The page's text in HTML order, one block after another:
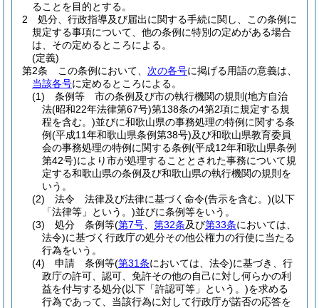
ることを目的とする。
2
処分、行政指導及び届出に関する手続に関し、この条例に
規定する事項について、他の条例に特別の定めがある場合
は、その定めるところによる。
(定義)
第2条
この条例において、 次の各号に掲げる用語の意義は、
当該各号に定めるところによる。
(1)
条例等 市の条例及び市の執行機関の規則 (地方自治
法(昭和22年法律第67号)第138条の4第2項に規定する規
程を含む。)並びに和歌山県の事務処理の特例に関する条
例(平成11年和歌山県条例第38号)及び和歌山県教育委員
会の事務処理の特例に関する条例(平成12年和歌山県条例
第42号)により市が処理することとされた事務について規
定する和歌山県の条例及び和歌山県の執行機関の規則を
いう。
(2)
法令 法律及び法律に基づく命令(告示を含む。)(以下
「法律等」という。)並びに条例等をいう。
(3)
処分 条例等(第7号 第32条及び第33条においては、
法令)に基づく行政庁の処分その他公権力の行使に当たる
行為をいう。
(4)
申請 条例等(第31条においては、法令)に基づき、行
政庁の許可、認可、免許その他の自己に対し何らかの利
益を付与する処分(以下「許認可等」という。)を求める
行為であって、当該行為に対して行政庁が諾否の応答を